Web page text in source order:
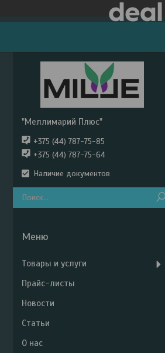
"Меллимарий Плюс"
+375 (44) 787-75-85
+375 (44) 787-75-64
Наличие документов
Товары и услуги
Прайс-листы
Новости
Статьи
О нас